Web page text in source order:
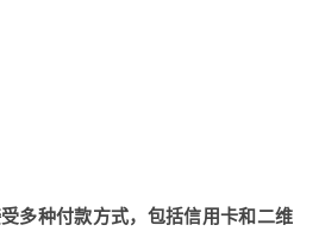
多种付款方式，包括信用卡和二维